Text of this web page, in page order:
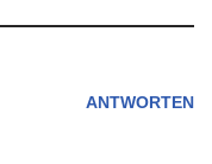
ANTWORTEN